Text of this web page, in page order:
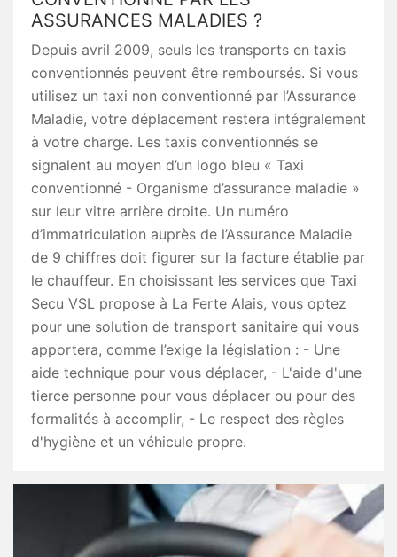
ASSURANCES MALADIES ?
Depuis avril 2009, seuls les transports en taxis
conventionnés peuvent être remboursés. Si vous
utilisez un taxi non conventionné par l’Assurance
Maladie, votre déplacement restera intégralement
à votre charge. Les taxis conventionnés se
signalent au moyen d’un logo bleu « Taxi
conventionné - Organisme d’assurance maladie »
sur leur vitre arrière droite. Un numéro
d’immatriculation auprès de l’Assurance Maladie
de 9 chiffres doit figurer sur la facture établie par
le chauffeur. En choisissant les services que Taxi
Secu VSL propose à La Ferte Alais, vous optez
pour une solution de transport sanitaire qui vous
apportera, comme l’exige la législation : - Une
aide technique pour vous déplacer, - L'aide d'une
tierce personne pour vous déplacer ou pour des
formalités à accomplir, - Le respect des règles
d'hygiène et un véhicule propre.